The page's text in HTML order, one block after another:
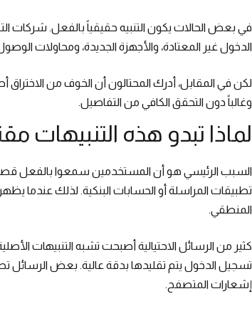
في بعض الحالات يكون التنبيه حقيقياً بالفعل. شركات
الدخول غير المعتادة، والأجهزة الجديدة، ومحاولات
لكن في المقابل، أدرك المحتالون أن الخوف من الاختراق
وغالباً دون التحقق الكافي من التفاصيل.
لماذا تبدو هذه التنبيهات
السبب الرئيسي هو أن المستخدمين سمعوا بالفعل
تطبيقات المراسلة أو الحسابات البنكية. لذلك عندما
المنطقي.
كثير من الرسائل الاحتيالية أصبحت تشبه التنبيهات
إشعارات المتصفح.